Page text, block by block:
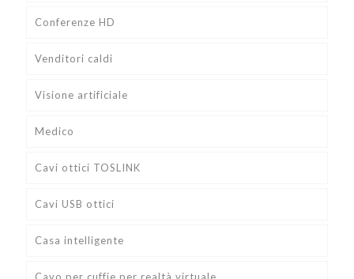
Conferenze HD
Venditori caldi
Visione artificiale
Medico
Cavi ottici TOSLINK
Cavi USB ottici
Casa intelligente